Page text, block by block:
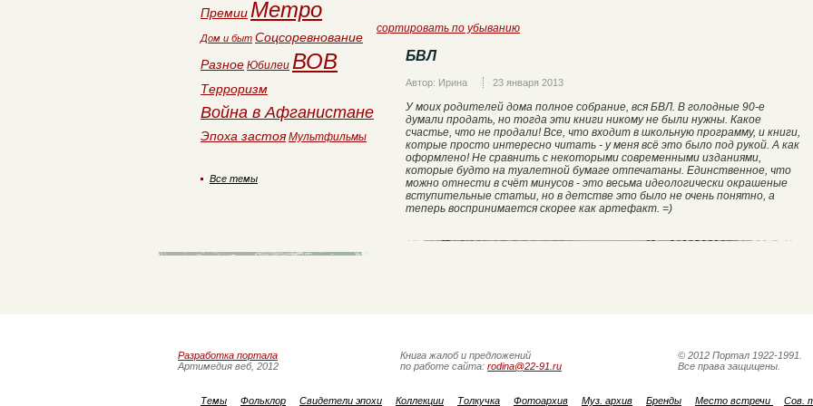
сортировать по убыванию
БВЛ
Автор: Ирина 23 января 2013
У моих родителей дома полное собрание, вся БВЛ. В голодные 90-е
думали продать, но тогда эти книги никому не были нужны. Какое
счастье, что не продали! Все, что входит в школьную программу, и книги,
котрые просто интересно читать - у меня всё это было под рукой. А как
оформлено! Не сравнить с некоторыми современными изданиями,
которые будто на туалетной бумаге отпечатаны. Единственное, что
можно отнести в счёт минусов - это весьма идеологически окрашеные
вступительные статьи, но в детстве это было не очень понятно, а
теперь воспринимается скорее как артефакт. =)
Премии Метро
Дом и быт Соцсоревнование
Разное Юбилеи ВОВ
Терроризм
Война в Афганистане
Эпоха застоя Мультфильмы
Все темы
Разработка портала
Артимедия веб, 2012
Книга жалоб и предложений
по работе сайта: rodina@22-91.ru
© 2012 Портал 1922-1991.
Все права защищены.
Темы Фольклор Свидетели эпохи Коллекции Толкучка Фотоархив Муз. архив Бренды Место встречи Сов.